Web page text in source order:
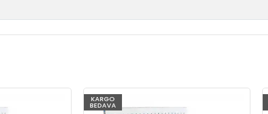
KARGO
BEDAVA